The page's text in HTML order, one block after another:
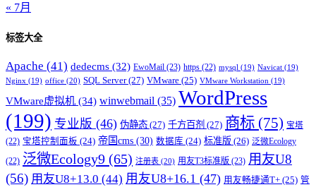
« 7月
标签大全
Apache (41) dedecms (32) EwoMail (23) https (22) mysql (19) Navicat (19)
Nginx (19) office (20) SQL Server(27) VMware (25) VMware Workstation (19)
VMware虚拟机 (34) winwebmail (35) WordPress
(199) 专业版 (46) 伪静态 (27) 千方百剂 (27) 商标 (75) 宝塔
(22) 宝塔控制面板 (24) 帝国cms (30) 数据库 (24) 标准版 (26) 泛微Ecology
(22) 泛微Ecology9 (65) 注册表 (20) 用友T3标准版 (23) 用友U8
(56) 用友U8+13.0 (44) 用友U8+16.1 (47) 用友畅捷通T+ (25) 管